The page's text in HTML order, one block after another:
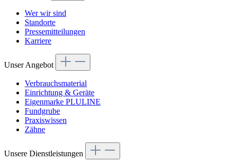
Wer wir sind
Standorte
Pressemitteilungen
Karriere
Unser Angebot
Verbrauchsmaterial
Einrichtung & Geräte
Eigenmarke PLULINE
Fundgrube
Praxiswissen
Zähne
Unsere Dienstleistungen